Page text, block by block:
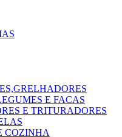
E FACAS
E TRITURADORES
COZINHA